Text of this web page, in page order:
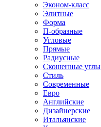
Эконом-класс
Элитные
Форма
П-образные
Угловые
Прямые
Радиусные
Скошенные углы
Стиль
Современные
Евро
Английские
Дизайнерские
Итальянские